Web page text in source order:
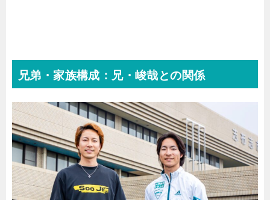
兄弟・家族構成：兄・峻哉との関係